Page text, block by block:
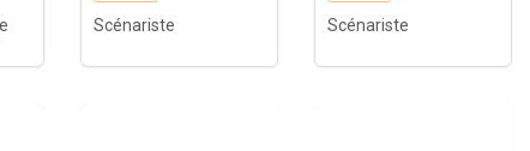
Scénariste Scénariste